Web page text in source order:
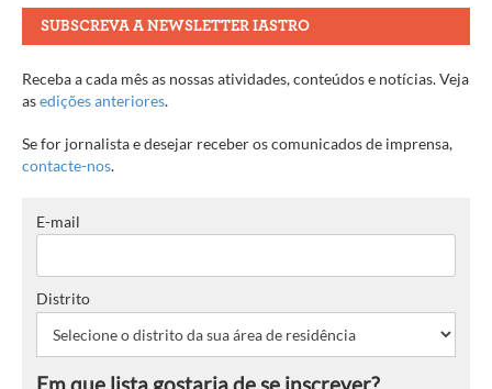
SUBSCREVA A NEWSLETTER IASTRO
Receba a cada mês as nossas atividades, conteúdos e notícias. Veja
asedições anteriores.
Se for jornalista e desejar receber os comunicados de imprensa,
contacte-nos.
E-mail
Distrito